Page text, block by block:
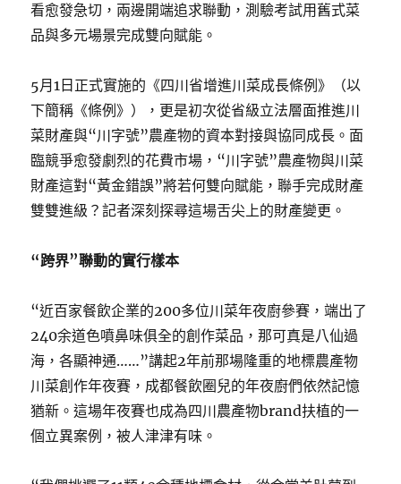
看愈發急切，兩邊開端追求聯動，測驗考試用舊式菜
品與多元場景完成雙向賦能。
5月1日正式實施的《四川省增進川菜成長條例》（以
下簡稱《條例》），更是初次從省級立法層面推進川
菜財產與“川字號”農產物的資本對接與協同成長。面
臨競爭愈發劇烈的花費市場，“川字號”農產物與川菜
財產這對“黃金錯誤”將若何雙向賦能，聯手完成財產
雙雙進級？記者深刻探尋這場舌尖上的財產變更。
“跨界”聯動的實行樣本
“近百家餐飲企業的200多位川菜年夜廚參賽，端出了
240余道色噴鼻味俱全的創作菜品，那可真是八仙過
海，各顯神通……”講起2年前那場隆重的地標農產物
川菜創作年夜賽，成都餐飲圈兒的年夜廚們依然記憶
猶新。這場年夜賽也成為四川農產物brand扶植的一
個立異案例，被人津津有味。